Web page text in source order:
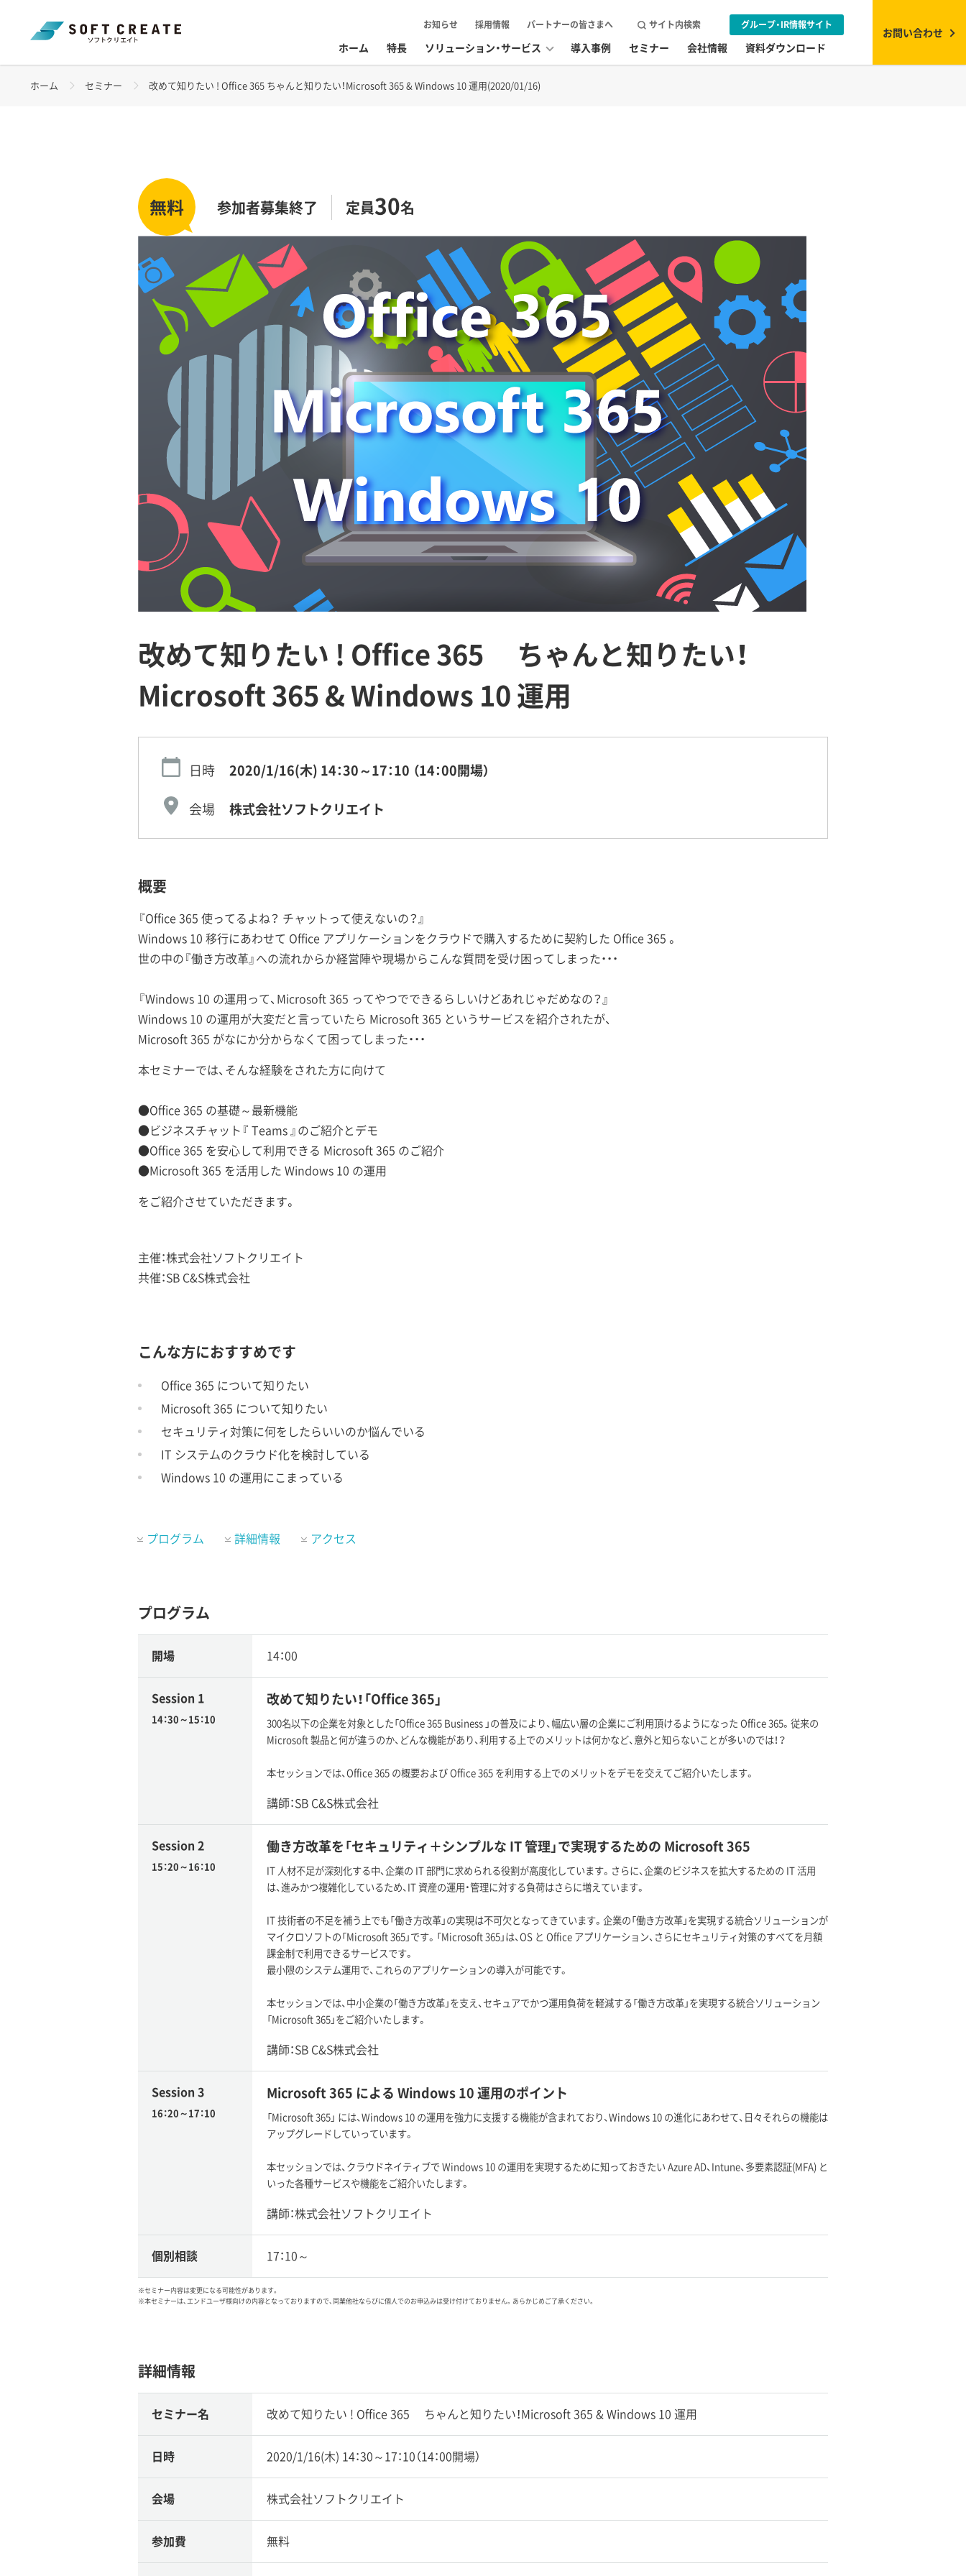
ホーム 特長 ソリューション・サービス 導入事例 セミナー 会社情報 資料ダウンロード
お知らせ 採用情報 パートナーの皆さまへ サイト内検索 グループ・IR情報サイト
お問い合わせ
ホーム セミナー 改めて知りたい ! Office 365 ちゃんと知りたい！Microsoft 365 & Windows 10 運用(2020/01/16)
参加者募集終了 定員30名
改めて知りたい ! Office 365 ちゃんと知りたい！
Microsoft 365 & Windows 10 運用
日時 2020/1/16(木) 14：30～17：10 （14：00開場）
会場
株式会社ソフトクリエイト
概要
『Office 365 使ってるよね？ チャットって使えないの？』
Windows 10 移行にあわせて Office アプリケーションをクラウドで購入するために契約した Office 365 。
世の中の『働き方改革』への流れからか経営陣や現場からこんな質問を受け困ってしまった・・・
『Windows 10 の運用って、Microsoft 365 ってやつでできるらしいけどあれじゃだめなの？』
Windows 10 の運用が大変だと言っていたら Microsoft 365 というサービスを紹介されたが、
Microsoft 365 がなにか分からなくて困ってしまった・・・
本セミナーでは、そんな経験をされた方に向けて
●Office 365 の基礎～最新機能
●ビジネスチャット『 Teams 』のご紹介とデモ
●Office 365 を安心して利用できる Microsoft 365 のご紹介
●Microsoft 365 を活用した Windows 10 の運用
をご紹介させていただきます。
主催：株式会社ソフトクリエイト
共催：SB C&S株式会社
こんな方におすすめです
Office 365 について知りたい
Microsoft 365 について知りたい
セキュリティ対策に何をしたらいいのか悩んでいる
IT システムのクラウド化を検討している
Windows 10 の運用にこまっている
プログラム 詳細情報 アクセス
プログラム
開場 14：00
Session 1
14：30～15：10
改めて知りたい！「Office 365」
300名以下の企業を対象とした「Office 365 Business 」の普及により、幅広い層の企業にご利用頂けるようになった Office 365。従来の
Microsoft 製品と何が違うのか、どんな機能があり、利用する上でのメリットは何かなど、意外と知らないことが多いのでは！？
本セッションでは、Office 365 の概要および Office 365 を利用する上でのメリットをデモを交えてご紹介いたします。
講師：SB C&S株式会社
Session 2
15：20～16：10
働き方改革を「セキュリティ＋シンプルな IT 管理」で実現するための Microsoft 365
IT 人材不足が深刻化する中、企業の IT 部門に求められる役割が高度化しています。さらに、企業のビジネスを拡大するための IT 活用
は、進みかつ複雑化しているため、IT 資産の運用・管理に対する負荷はさらに増えています。
IT 技術者の不足を補う上でも「働き方改革」の実現は不可欠となってきています。企業の「働き方改革」を実現する統合ソリューションが
マイクロソフトの「Microsoft 365」です。「Microsoft 365」は、OS と Office アプリケーション、さらにセキュリティ対策のすべてを月額
課金制で利用できるサービスです。
最小限のシステム運用で、これらのアプリケーションの導入が可能です。
本セッションでは、中小企業の「働き方改革」を支え、セキュアでかつ運用負荷を軽減する「働き方改革」を実現する統合ソリューション
「Microsoft 365」をご紹介いたします。
講師：SB C&S株式会社
Session 3
16：20～17：10
Microsoft 365 による Windows 10 運用のポイント
「Microsoft 365」 には、Windows 10 の運用を強力に支援する機能が含まれており、Windows 10 の進化にあわせて、日々それらの機能は
アップグレードしていっています。
本セッションでは、クラウドネイティブで Windows 10 の運用を実現するために知っておきたい Azure AD、Intune、多要素認証(MFA) と
いった各種サービスや機能をご紹介いたします。
講師：株式会社ソフトクリエイト
個別相談 17：10～
※セミナー内容は変更になる可能性があります。
※本セミナーは、エンドユーザ様向けの内容となっておりますので、同業他社ならびに個人でのお申込みは受け付けておりません。あらかじめご了承ください。
詳細情報
セミナー名 改めて知りたい ! Office 365 ちゃんと知りたい！Microsoft 365 & Windows 10 運用
日時 2020/1/16(木) 14：30～17：10（14：00開場）
会場 株式会社ソフトクリエイト
参加費 無料